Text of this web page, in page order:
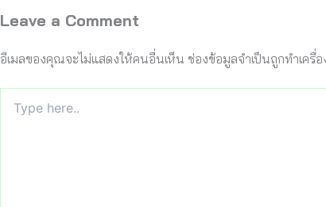
Leave a Comment
อีเมลของคุณจะไม่แสดงให้คนอื่นเห็น ช่องข้อมูลจำเป็นถูกทำเครื่
here..